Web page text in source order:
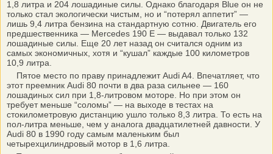
1,8 литра и 204 лошадиные силы. Однако благодаря Blue он не
только стал экологически чистым, но и “потерял аппетит” —
лишь 9,4 литра бензина на стандартную сотню. Двигатель его
предшественника — Mercedes 190 E — выдавал только 132
лошадиные силы. Еще 20 лет назад он считался одним из
самых экономичных, хотя и “кушал” каждые 100 километров
10,9 литра.
Пятое место по праву принадлежит Audi A4. Впечатляет, что
этот преемник Аudi 80 почти в два раза сильнее — 160
лошадиных сил при 1,8-литровом моторе. Но при этом он
требует меньше “соломы” — на выходе в тестах на
стокилометровую дистанцию ушло только 8,3 литра. То есть на
пол-литра меньше, чем у аналога двадцатилетней давности. У
Audi 80 в 1990 году самым маленьким был
четырехцилиндровый мотор в 1,6 литра.